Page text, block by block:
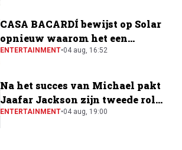
CASA BACARDÍ bewijst op Solar
opnieuw waarom het een
festivalfavoriet is
ENTERTAINMENT•04 aug, 16:52
Na het succes van Michael pakt
Jaafar Jackson zijn tweede rol
naast Will Smith
ENTERTAINMENT•04 aug, 19:00